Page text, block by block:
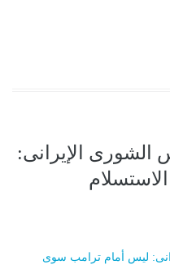
الشورى الإيرانى: